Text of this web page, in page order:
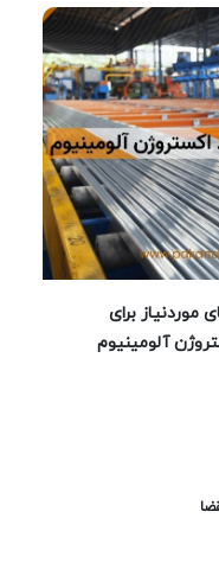
برای
آلومینیوم